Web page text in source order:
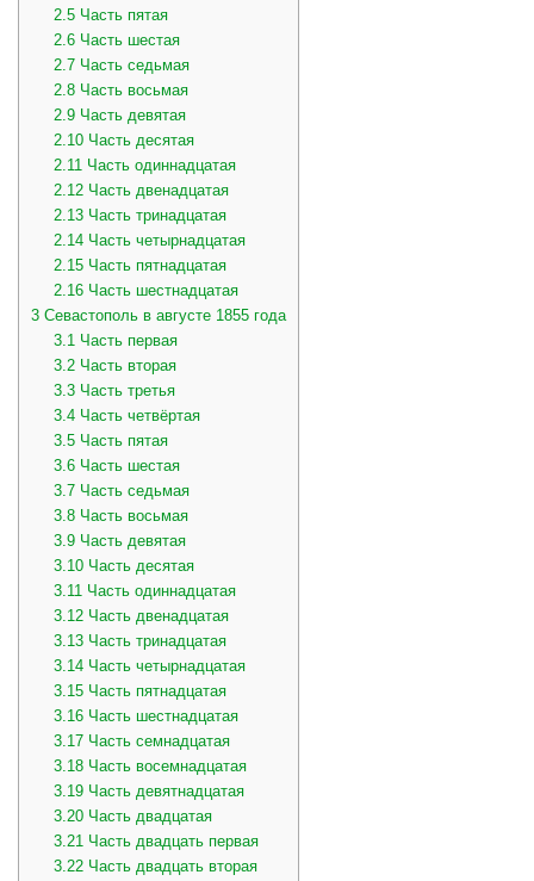
2.5Часть пятая
2.6Часть шестая
2.7Часть седьмая
2.8Часть восьмая
2.9Часть девятая
2.10Часть десятая
2.11 Часть одиннадцатая
2.12Часть двенадцатая
2.13Часть тринадцатая
2.14Часть четырнадцатая
2.15Часть пятнадцатая
2.16Часть шестнадцатая
3 Севастополь в августе 1855 года
3.1 Часть первая
3.2Часть вторая
3.3Часть третья
3.4Часть четвёртая
3.5Часть пятая
3.6Часть шестая
3.7Часть седьмая
3.8Часть восьмая
3.9Часть девятая
3.10Часть десятая
3.11 Часть одиннадцатая
3.12Часть двенадцатая
3.13Часть тринадцатая
3.14Часть четырнадцатая
3.15Часть пятнадцатая
3.16Часть шестнадцатая
3.17Часть семнадцатая
3.18Часть восемнадцатая
3.19Часть девятнадцатая
3.20Часть двадцатая
3.21 Часть двадцать первая
3.22Часть двадцать вторая